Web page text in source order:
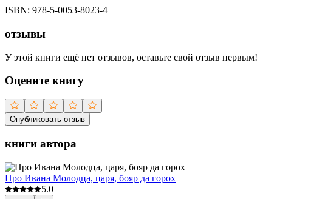
ISBN: 978-5-0053-8023-4
отзывы
У этой книги ещё нет отзывов, оставьте свой отзыв первым!
Оцените книгу
Опубликовать отзыв
книги автора
Про Ивана Молодца, царя, бояр да горох
5.0